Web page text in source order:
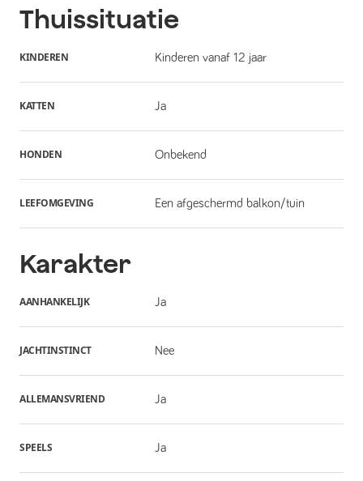
Thuissituatie
KINDEREN Kinderen vanaf 12 jaar
KATTEN Ja
HONDEN Onbekend
LEEFOMGEVING Een afgeschermd balkon/tuin
Karakter
AANHANKELIJK Ja
JACHTINSTINCT Nee
ALLEMANSVRIEND Ja
SPEELS Ja